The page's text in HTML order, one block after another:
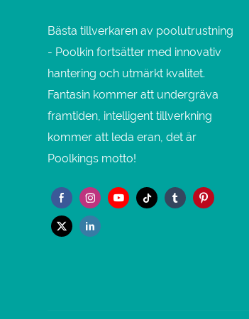
Bästa tillverkaren av poolutrustning
- Poolkin fortsätter med innovativ
hantering och utmärkt kvalitet.
Fantasin kommer att undergräva
framtiden, intelligent tillverkning
kommer att leda eran, det är
Poolkings motto!